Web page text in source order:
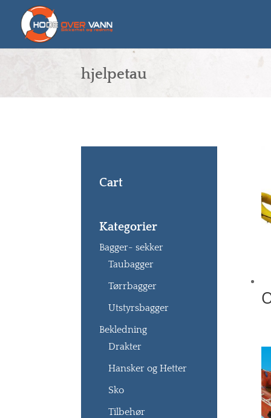
hjelpetau
Cart
Kategorier
Bagger- sekker
Taubagger
Tørrbagger
Utstyrsbagger
Bekledning
Drakter
Hansker og Hetter
Sko
Tilbehør